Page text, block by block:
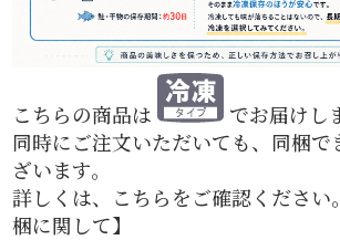
こちらの商品は
でお届けし
同時にご注文いただいても、同梱で
ざいます。
詳しくは、こちらをご確認くださ
梱に関して】